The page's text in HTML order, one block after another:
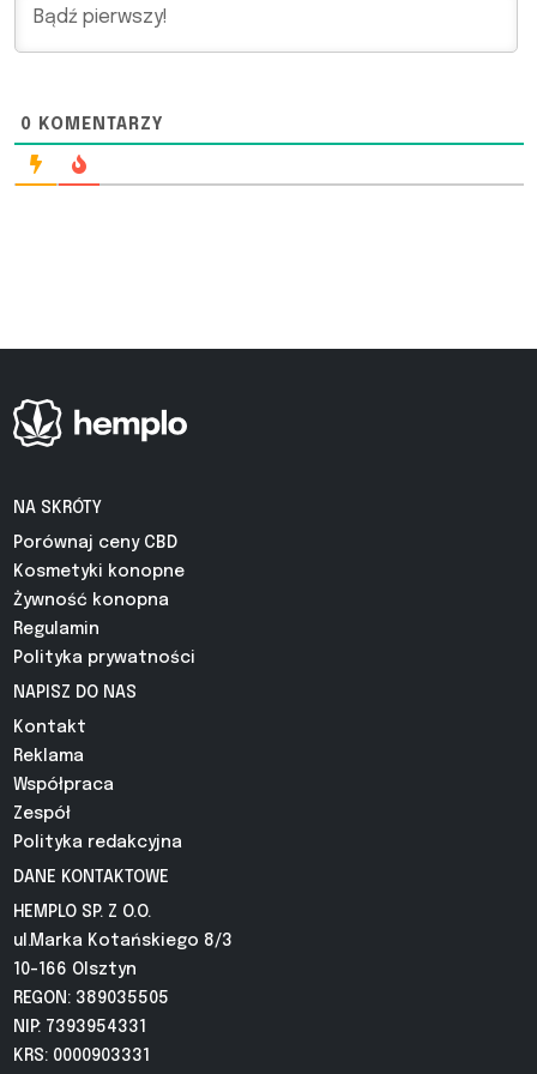
0 KOMENTARZY
NA SKRÓTY
Porównaj ceny CBD
Kosmetyki konopne
Żywność konopna
Regulamin
Polityka prywatności
NAPISZ DO NAS
Kontakt
Reklama
Współpraca
Zespół
Polityka redakcyjna
DANE KONTAKTOWE
HEMPLO SP. Z O.O.
ul.Marka Kotańskiego 8/3
10-166 Olsztyn
REGON: 389035505
NIP: 7393954331
KRS: 0000903331